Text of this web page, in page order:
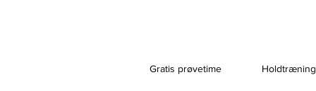
Gratis prøvetime Holdtræning